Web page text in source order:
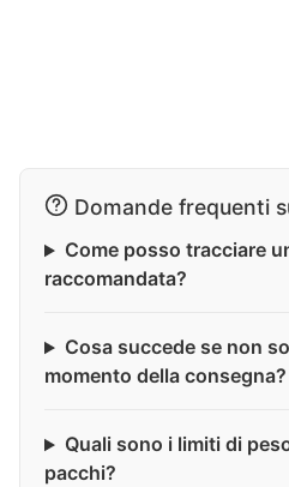
Domande frequenti
Come posso tracciare
raccomandata?
Cosa succede se non
momento della consegna?
Quali sono i limiti di
pacchi?